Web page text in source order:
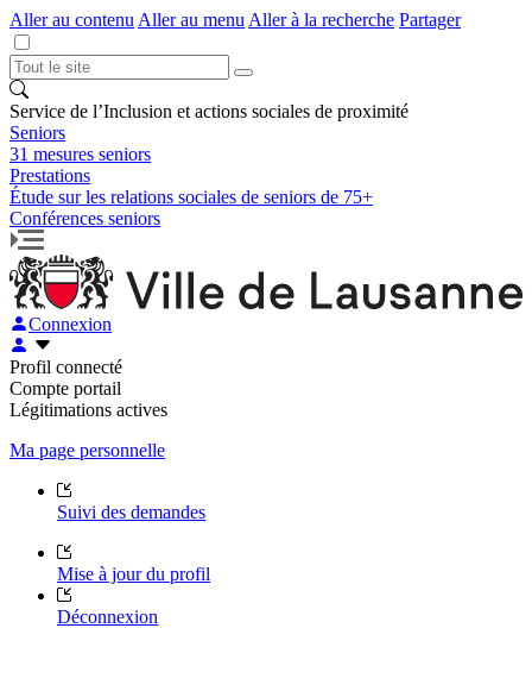
Aller au contenu Aller au menu Aller à la recherche Partager
Service de l’Inclusion et actions sociales de proximité
Seniors
31 mesures seniors
Prestations
Étude sur les relations sociales de seniors de 75+
Conférences seniors
Connexion
Profil connecté
Compte portail
Légitimations actives
Ma page personnelle
Suivi des demandes
Mise à jour du profil
Déconnexion